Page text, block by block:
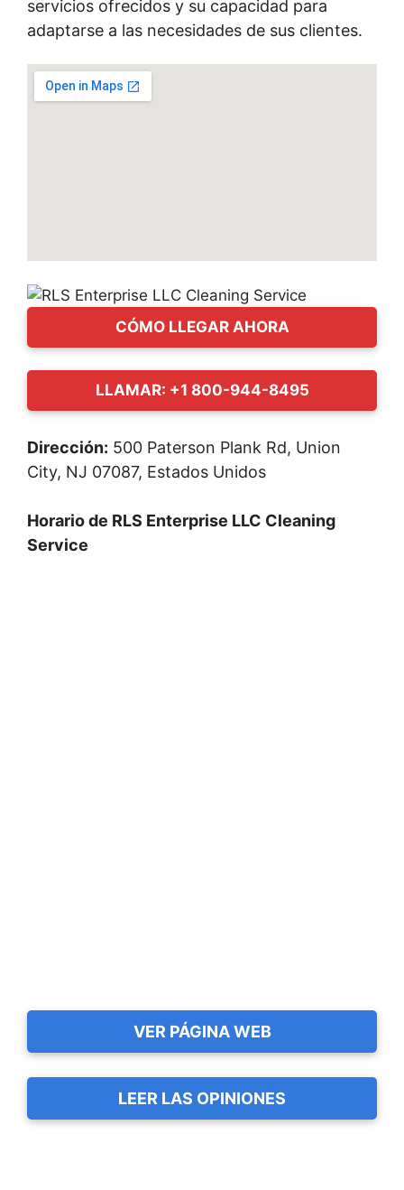
servicios ofrecidos y su capacidad para
adaptarse a las necesidades de sus clientes.
CÓMO LLEGAR AHORA
LLAMAR: +1 800-944-8495
Dirección: 500 Paterson Plank Rd, Union
City, NJ 07087, Estados Unidos
Horario de RLS Enterprise LLC Cleaning
Service
VER PÁGINA WEB
LEER LAS OPINIONES